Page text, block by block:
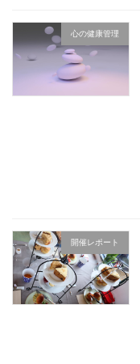
心の健康管理
開催レポート